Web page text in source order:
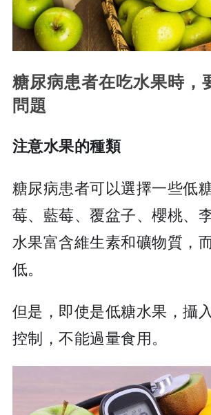
糖尿病患者在吃水果時，
問題
注意水果的種類
糖尿病患者可以選擇一些低
莓、藍莓、覆盆子、櫻桃、
水果富含維生素和礦物質，
低。
但是，即使是低糖水果，攝
控制，不能過量食用。